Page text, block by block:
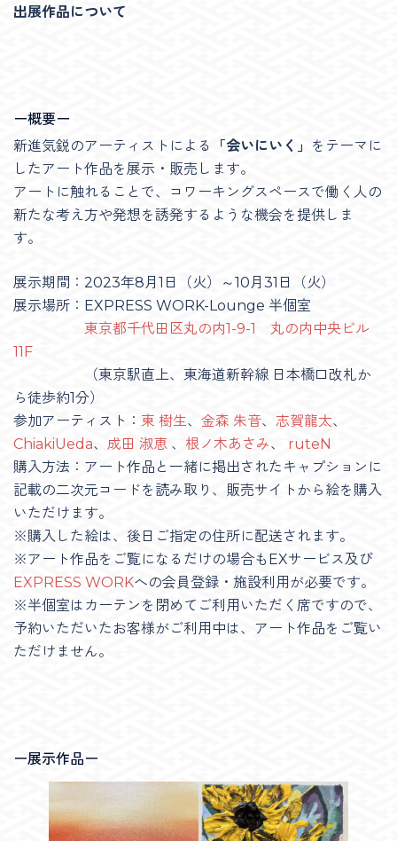
出展作品について
ー概要ー
新進気鋭のアーティストによる
「会いにいく」
をテーマに
したアート作品を展示・販売します。
アートに触れることで、コワーキングスペースで働く人の
新たな考え方や発想を誘発するような機会を提供しま
す。
展示期間：2023年8月1日（火）～10月31日（火）
展示場所：EXPRESS WORK-Lounge 半個室
東京都千代田区丸の内1-9-1 丸の内中央ビル
11F
（東京駅直上、東海道新幹線 日本橋口改札か
ら徒歩約1分）
参加アーティスト： 東 樹生、 金森 朱音、 志賀龍太、
ChiakiUeda、 成田 淑恵 、 根ノ木あさみ、 ruteN
購入方法：アート作品と一緒に掲出されたキャプションに
記載の二次元コードを読み取り、販売サイトから絵を購入
いただけます。
※購入した絵は、後日ご指定の住所に配送されます。
※アート作品をご覧になるだけの場合もEXサービス及び
EXPRESS WORKへの会員登録・施設利用が必要です。
※半個室はカーテンを閉めてご利用いただく席ですので、
予約いただいたお客様がご利用中は、アート作品をご覧い
ただけません。
ー展示作品ー